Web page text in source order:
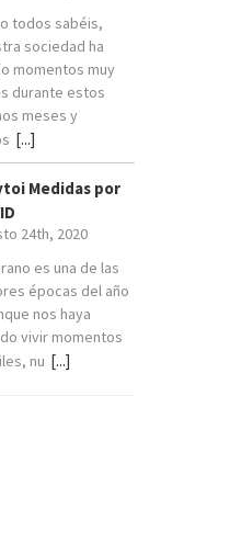
todos sabéis,
sociedad ha
momentos muy
durante estos
meses y
[...]
Medidas por
24th, 2020
es una de las
épocas del año
nos haya
vivir momentos
nu [...]